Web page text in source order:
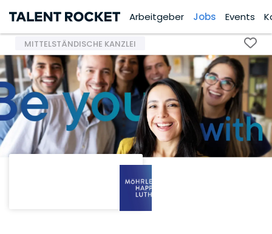
Arbeitgeber Jobs Events
MITTELSTÄNDISCHE KANZLEI